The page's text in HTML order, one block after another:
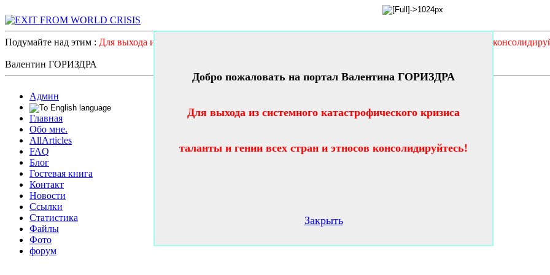
Подумайте над этим : Для выхода из системного катастрофического кризиса таланты и гении всех стран и этносов
Валентин ГОРИЗДРА
Админ
Главная
Обо мне.
AllArticles
FAQ
Блог
Гостевая книга
Контакт
Новости
Ссылки
Статистика
Файлы
Фото
форум
Добро пожаловать на портал Валентина ГОРИЗДРА
Для выхода из системного катастрофического кризиса
таланты и гении всех стран и этносов консолидируйтесь!
Закрыть